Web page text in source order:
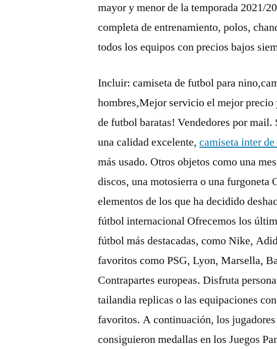
mayor y menor de la temporada 2021/
completa de entrenamiento, polos,
todos los equipos con precios bajos
Incluir: camiseta de futbol para
hombres,Mejor servicio el mejor precio
de futbol baratas! Vendedores por mail.
una calidad excelente,camiseta inter
más usado. Otros objetos como una
discos, una motosierra o una furgoneta
elementos de los que ha decidido
fútbol internacional Ofrecemos los
fútbol más destacadas, como Nike,
favoritos como PSG, Lyon, Marsella,
Contrapartes europeas. Disfruta
tailandia replicas o las equipaciones
favoritos. A continuación, los jugadores
consiguieron medallas en los Juegos